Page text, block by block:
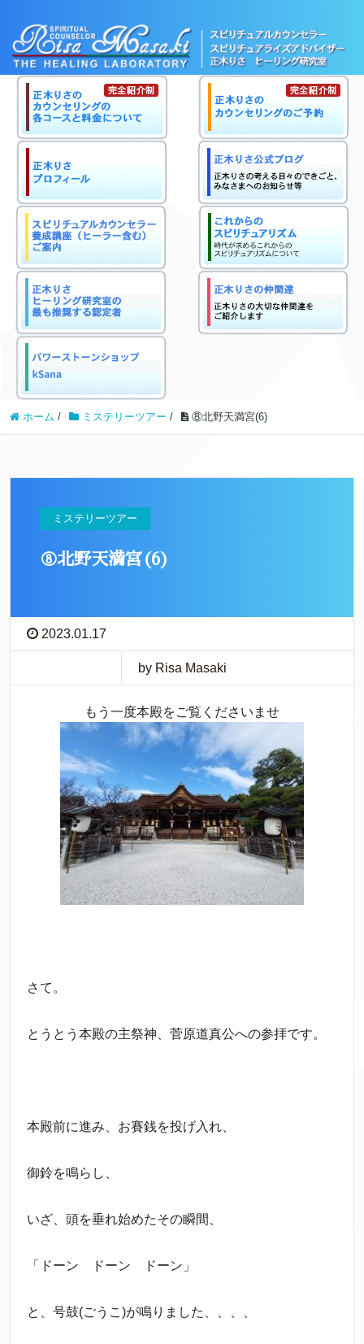
ホーム / ミステリーツアー / ⑧北野天満宮(6)
ミステリーツアー
⑧北野天満宮(6)
2023.01.17
by Risa Masaki
もう一度本殿をご覧くださいませ
さて。
とうとう本殿の主祭神、菅原道真公への参拝です。
本殿前に進み、お賽銭を投げ入れ、
御鈴を鳴らし、
いざ、頭を垂れ始めたその瞬間、
「ドーン ドーン ドーン」
と、号鼓(ごうこ)が鳴りました、、、、